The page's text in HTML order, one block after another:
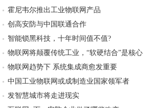
霍尼韦尔推出工业物联网产品
创高安防与中国联通合作
智能锁黑科技，十年时间值不值?
物联网将颠覆传统工业，“软硬结合”是核心
物联网趋势下 系统集成商愈发重要
中国工业物联网或成制造业国家领军者
发智慧城市将走进现实